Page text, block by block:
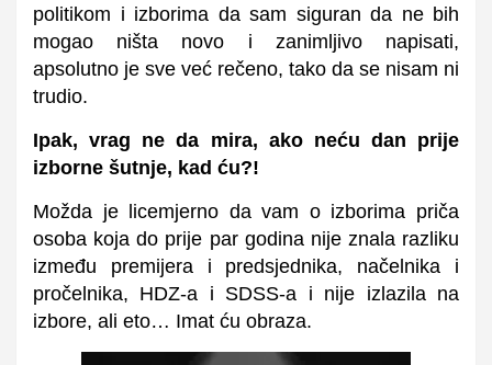
politikom i izborima da sam siguran da ne bih
mogao ništa novo i zanimljivo napisati,
apsolutno je sve već rečeno, tako da se nisam ni
trudio.
Ipak, vrag ne da mira, ako neću dan prije
izborne šutnje, kad ću?!
Možda je licemjerno da vam o izborima priča
osoba koja do prije par godina nije znala razliku
između premijera i predsjednika, načelnika i
pročelnika, HDZ-a i SDSS-a i nije izlazila na
izbore, ali eto… Imat ću obraza.